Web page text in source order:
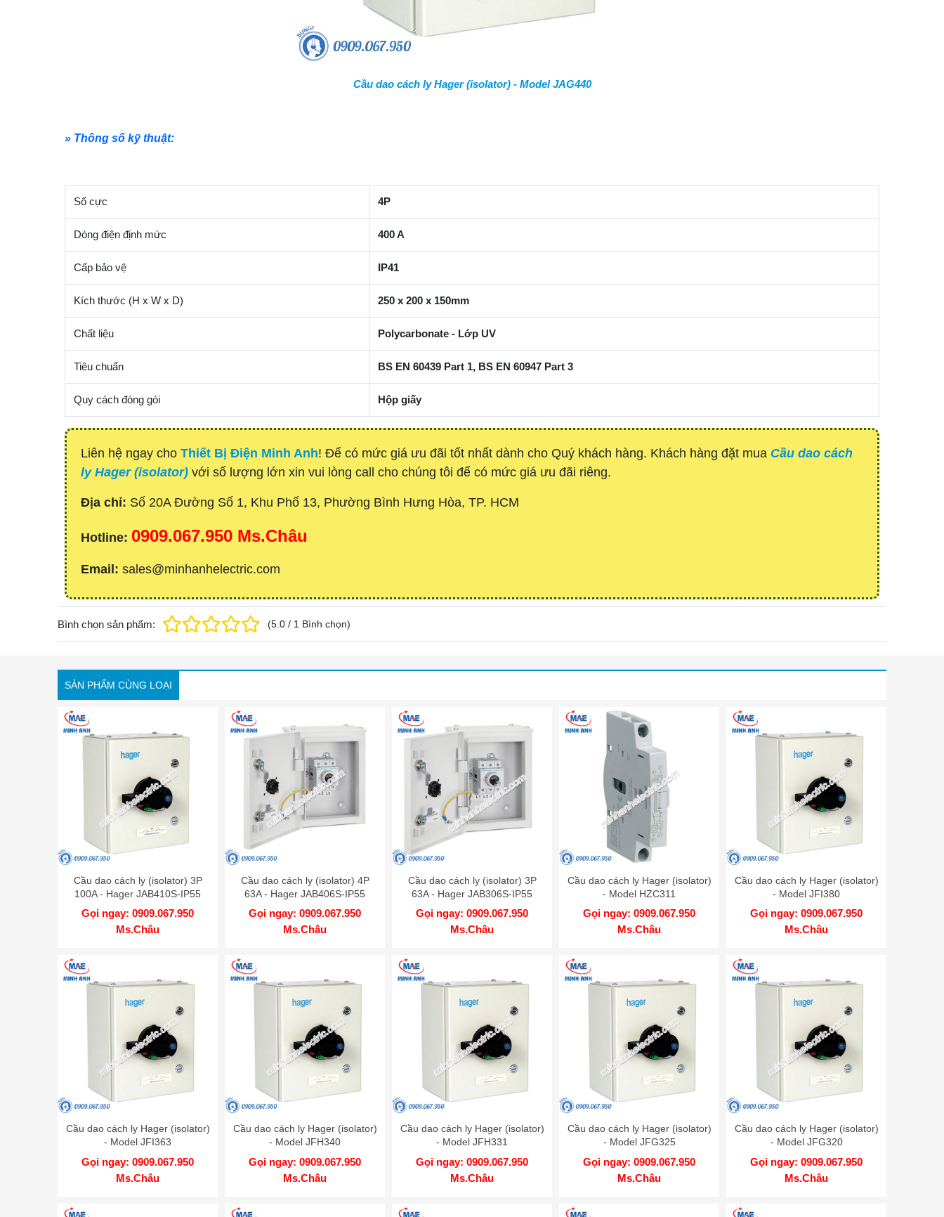
Cầu dao cách ly Hager (isolator) - Model JAG440
» Thông số kỹ thuật:
Số cực 4P
Dòng điện định mức 400 A
Cấp bảo vệ IP41
Kích thước (H x W x D) 250 x 200 x 150mm
Chất liệu Polycarbonate - Lớp UV
Tiêu chuẩn BS EN 60439 Part 1, BS EN 60947 Part 3
Quy cách đóng gói Hộp giấy
Liên hệ ngay cho Thiết Bị Điện Minh Anh! Để có mức giá ưu đãi tốt nhất dành cho Quý khách hàng. Khách hàng đặt mua Cầu dao cách
ly Hager (isolator) với số lượng lớn xin vui lòng call cho chúng tôi để có mức giá ưu đãi riêng.
Địa chỉ: Số 20A Đường Số 1, Khu Phố 13, Phường Bình Hưng Hòa, TP. HCM
Hotline: 0909.067.950 Ms.Châu
Email: sales@minhanhelectric.com
Bình chọn sản phẩm: (5.0 / 1 Bình chọn)
SẢN PHẨM CÙNG LOẠI
Cầu dao cách ly (isolator) 3P
100A - Hager JAB410S-IP55
Gọi ngay: 0909.067.950
Ms.Châu
Cầu dao cách ly (isolator) 4P
63A - Hager JAB406S-IP55
Gọi ngay: 0909.067.950
Ms.Châu
Cầu dao cách ly (isolator) 3P
63A - Hager JAB306S-IP55
Gọi ngay: 0909.067.950
Ms.Châu
Cầu dao cách ly Hager (isolator)
- Model HZC311
Gọi ngay: 0909.067.950
Ms.Châu
Cầu dao cách ly Hager (isolator)
- Model JFI380
Gọi ngay: 0909.067.950
Ms.Châu
Cầu dao cách ly Hager (isolator)
- Model JFI363
Gọi ngay: 0909.067.950
Ms.Châu
Cầu dao cách ly Hager (isolator)
- Model JFH340
Gọi ngay: 0909.067.950
Ms.Châu
Cầu dao cách ly Hager (isolator)
- Model JFH331
Gọi ngay: 0909.067.950
Ms.Châu
Cầu dao cách ly Hager (isolator)
- Model JFG325
Gọi ngay: 0909.067.950
Ms.Châu
Cầu dao cách ly Hager (isolator)
- Model JFG320
Gọi ngay: 0909.067.950
Ms.Châu